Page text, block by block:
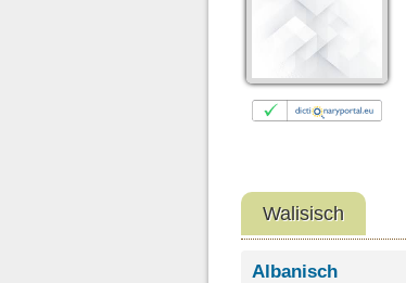
Walisisch
Albanisch